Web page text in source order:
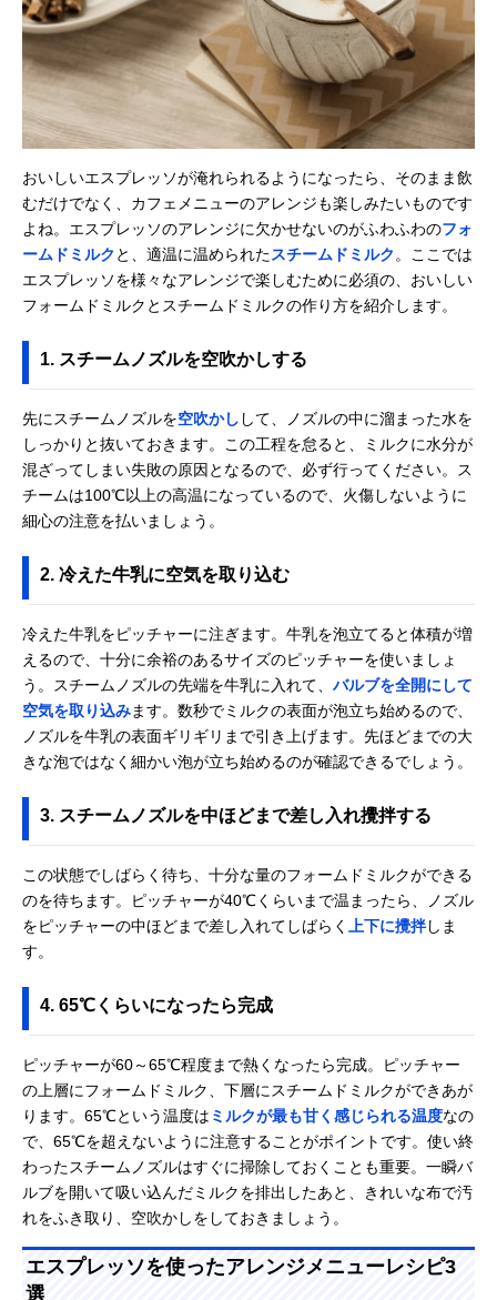
おいしいエスプレッソが淹れられるようになったら、そのまま飲
むだけでなく、カフェメニューのアレンジも楽しみたいものです
よね。エスプレッソのアレンジに欠かせないのがふわふわのフォ
ームドミルク と、適温に温められたスチームドミルク 。ここでは
エスプレッソを様々なアレンジで楽しむために必須の、おいしい
フォームドミルクとスチームドミルクの作り方を紹介します。
1. スチームノズルを空吹かしする
先にスチームノズルを空吹かし して、ノズルの中に溜まった水を
しっかりと抜いておきます。この工程を怠ると、ミルクに水分が
混ざってしまい失敗の原因となるので、必ず行ってください。ス
チームは100℃以上の高温になっているので、火傷しないように
細心の注意を払いましょう。
2. 冷えた牛乳に空気を取り込む
冷えた牛乳をピッチャーに注ぎます。牛乳を泡立てると体積が増
えるので、十分に余裕のあるサイズのピッチャーを使いましょ
う。スチームノズルの先端を牛乳に入れて、 バルブを全開にして
空気を取り込みます。数秒でミルクの表面が泡立ち始めるので、
ノズルを牛乳の表面ギリギリまで引き上げます。先ほどまでの大
きな泡ではなく細かい泡が立ち始めるのが確認できるでしょう。
3. スチームノズルを中ほどまで差し入れ攪拌する
この状態でしばらく待ち、十分な量のフォームドミルクができる
のを待ちます。ピッチャーが40℃くらいまで温まったら、ノズル
をピッチャーの中ほどまで差し入れてしばらく
上下に攪拌しま
す。
4. 65℃くらいになったら完成
ピッチャーが60～65℃程度まで熱くなったら完成。ピッチャー
の上層にフォームドミルク、下層にスチームドミルクができあが
ります。65℃という温度は ミルクが最も甘く感じられる温度なの
で、65℃を超えないように注意することがポイントです。使い終
わったスチームノズルはすぐに掃除しておくことも重要。一瞬バ
ルブを開いて吸い込んだミルクを排出したあと、きれいな布で汚
れをふき取り、空吹かしをしておきましょう。
エスプレッソを使ったアレンジメニューレシピ3
選